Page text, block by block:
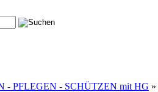
- PFLEGEN - SCHÜTZEN mit HG »